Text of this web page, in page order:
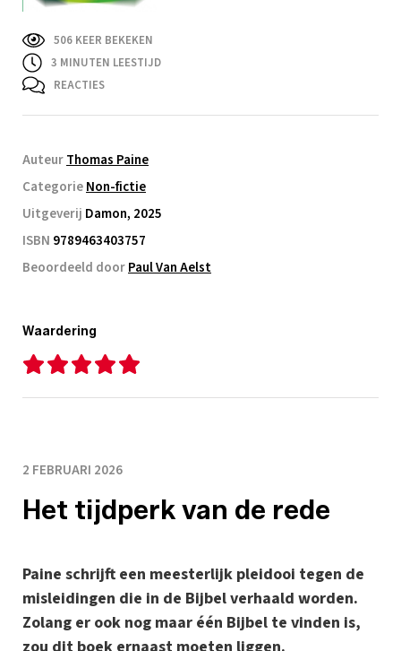
506 KEER BEKEKEN
3 MINUTEN LEESTIJD
REACTIES
AuteurThomas Paine
CategorieNon-fictie
Uitgeverij Damon, 2025
ISBN 9789463403757
Beoordeeld doorPaul Van Aelst
Waardering
2 FEBRUARI 2026
Het tijdperk van de rede
Paine schrijft een meesterlijk pleidooi tegen de
misleidingen die in de Bijbel verhaald worden.
Zolang er ook nog maar één Bijbel te vinden is,